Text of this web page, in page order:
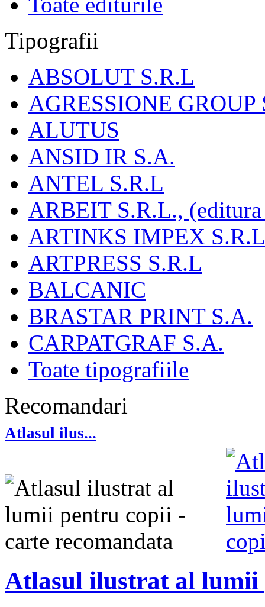
Tipografii
ABSOLUT S.R.L
AGRESSIONE GROUP
ALUTUS
ANSID IR S.A.
ANTEL S.R.L
ARBEIT S.R.L.,
ARTINKS IMPEX
ARTPRESS S.R.L
BALCANIC
BRASTAR PRINT S.A.
CARPATGRAF S.A.
Toate tipografiile
Recomandari
Atlasul ilus...
Atlasul ilustrat al lumii